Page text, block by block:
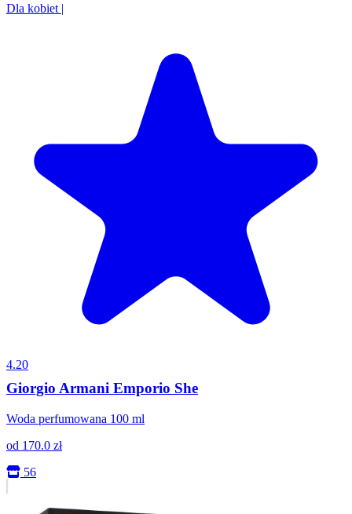
Dla kobiet |
4.20
Giorgio Armani Emporio She
Woda perfumowana 100 ml
od 170.0 zł
56